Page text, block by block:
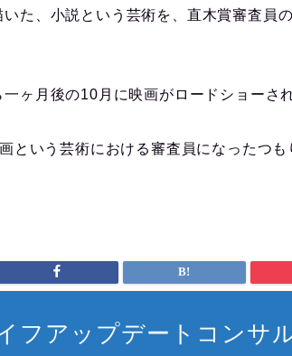
た、小説という芸術を、直木賞審査員
一ヶ月後の10 月に映画がロードショーさ
という芸術における審査員になったつ
フアップデートコンサ